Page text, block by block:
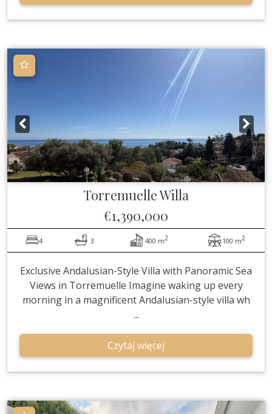
TorremuelleWilla
€1,390,000
4 3 400 m2 100 m2
Exclusive Andalusian-Style Villa with Panoramic Sea
Views in Torremuelle Imagine waking up every
morning in a magnificent Andalusian-style villa wh
...
Czytaj więcej